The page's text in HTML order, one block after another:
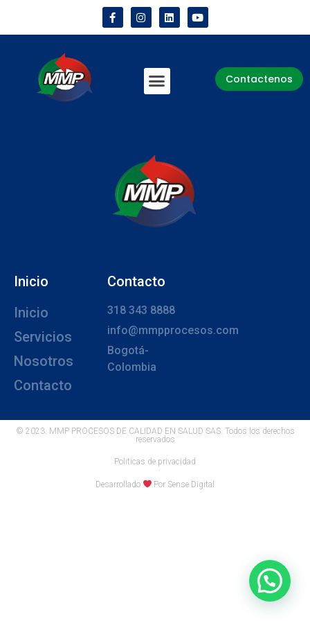
Contactenos
Inicio
Inicio
Servicios
Nosotros
Contacto
Contacto
318 343 8888
info@mmpprocesos.com
Bogotá-
Colombia
© 2023. MMP PROCESOS DE CALIDAD EN SALUD SAS. Todos los derechos
reservados
Politicas de privacidad
Desarrollado Por Sense Digital